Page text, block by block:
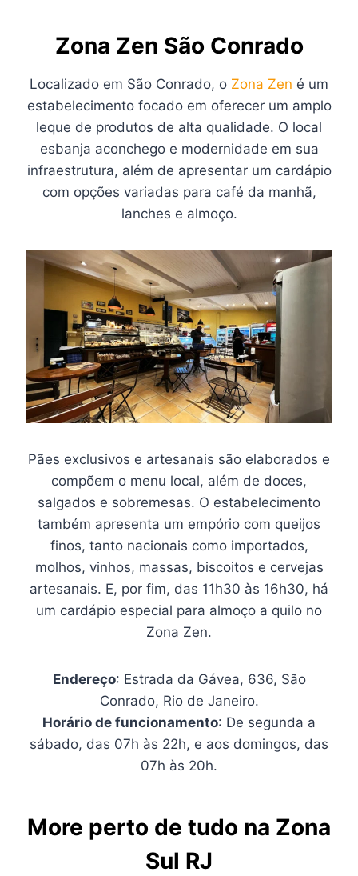
Zona Zen São Conrado
Localizado em São Conrado, o Zona Zen é um
estabelecimento focado em oferecer um amplo
leque de produtos de alta qualidade. O local
esbanja aconchego e modernidade em sua
infraestrutura, além de apresentar um cardápio
com opções variadas para café da manhã,
lanches e almoço.
Pães exclusivos e artesanais são elaborados e
compõem o menu local, além de doces,
salgados e sobremesas. O estabelecimento
também apresenta um empório com queijos
finos, tanto nacionais como importados,
molhos, vinhos, massas, biscoitos e cervejas
artesanais. E, por fim, das 11h30 às 16h30, há
um cardápio especial para almoço a quilo no
Zona Zen.
Endereço: Estrada da Gávea, 636, São
Conrado, Rio de Janeiro.
Horário de funcionamento: De segunda a
sábado, das 07h às 22h, e aos domingos, das
07h às 20h.
More perto de tudo na Zona
Sul RJ